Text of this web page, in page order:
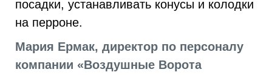
посадки, устанавливать конусы и колодки
на перроне.
Мария Ермак, директор по персоналу
компании «Воздушные Ворота